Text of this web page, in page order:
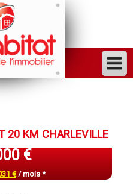
20 KM CHARLEVILLE
€
€/ mois *